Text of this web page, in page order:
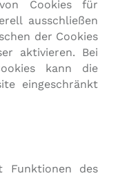
Cookies für
ausschließen
der Cookies
aktivieren. Bei
kann die
eingeschränkt
Funktionen des